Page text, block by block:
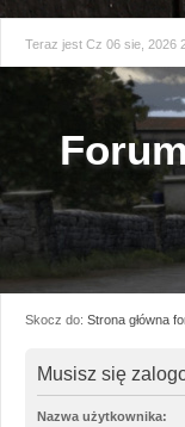
Teraz jest Cz 06 sie, 2026
Skocz do: Strona główna
Musisz się
Nazwa użytkownika: